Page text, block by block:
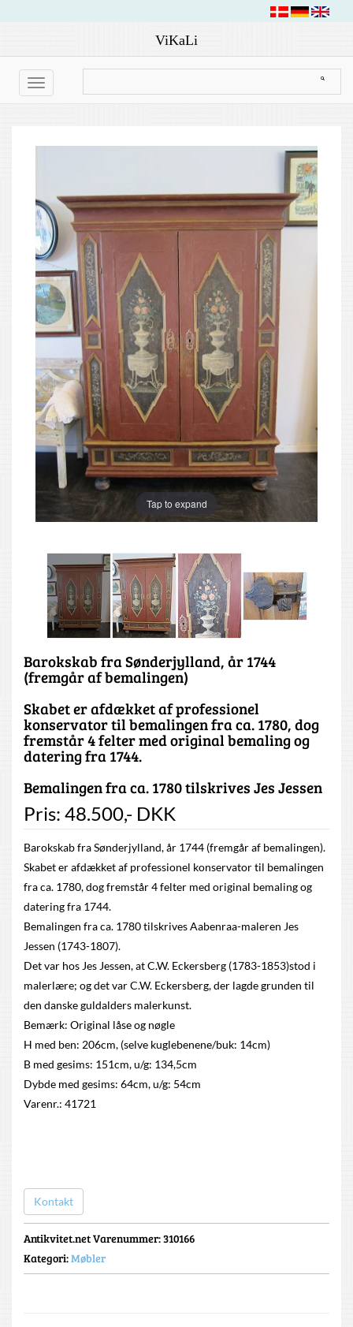
ViKaLi
Toggle
navigation
Tap to expand
Barokskab fra Sønderjylland, år 1744
(fremgår af bemalingen)
Skabet er afdækket af professionel
konservator til bemalingen fra ca. 1780, dog
fremstår 4 felter med original bemaling og
datering fra 1744.
Bemalingen fra ca. 1780 tilskrives Jes Jessen
Pris: 48.500,- DKK
Barokskab fra Sønderjylland, år 1744 (fremgår af bemalingen).
Skabet er afdækket af professionel konservator til bemalingen
fra ca. 1780, dog fremstår 4 felter med original bemaling og
datering fra 1744.
Bemalingen fra ca. 1780 tilskrives Aabenraa-maleren Jes
Jessen (1743-1807).
Det var hos Jes Jessen, at C.W. Eckersberg (1783-1853)stod i
malerlære; og det var C.W. Eckersberg, der lagde grunden til
den danske guldalders malerkunst.
Bemærk: Original låse og nøgle
H med ben: 206cm, (selve kuglebenene/buk: 14cm)
B med gesims: 151cm, u/g: 134,5cm
Dybde med gesims: 64cm, u/g: 54cm
Varenr.: 41721
Kontakt
Antikvitet.net Varenummer: 310166
Kategori:Møbler